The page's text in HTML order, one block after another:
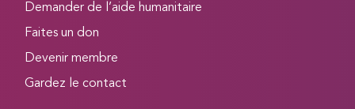
Demander de l’aide humanitaire
Faites un don
Devenir membre
Gardez le contact